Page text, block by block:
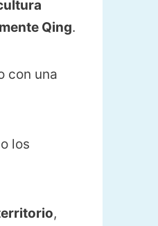
Qing.
con una
los
,